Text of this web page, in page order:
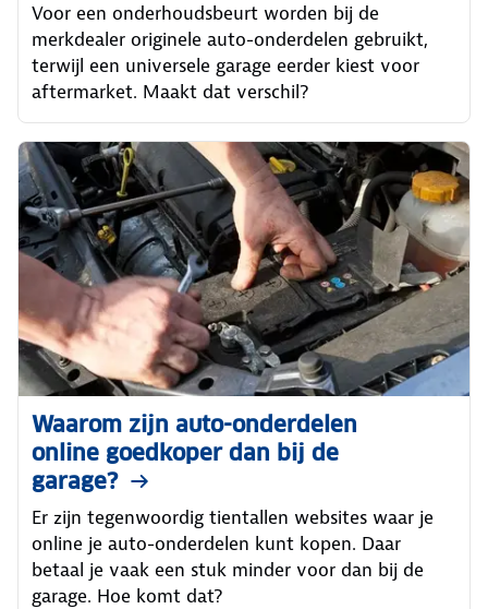
Voor een onderhoudsbeurt worden bij de
merkdealer originele auto-onderdelen gebruikt,
terwijl een universele garage eerder kiest voor
aftermarket. Maakt dat verschil?
Waarom zijn auto-onderdelen
online goedkoper dan bij de
garage?
Er zijn tegenwoordig tientallen websites waar je
online je auto-onderdelen kunt kopen. Daar
betaal je vaak een stuk minder voor dan bij de
garage. Hoe komt dat?